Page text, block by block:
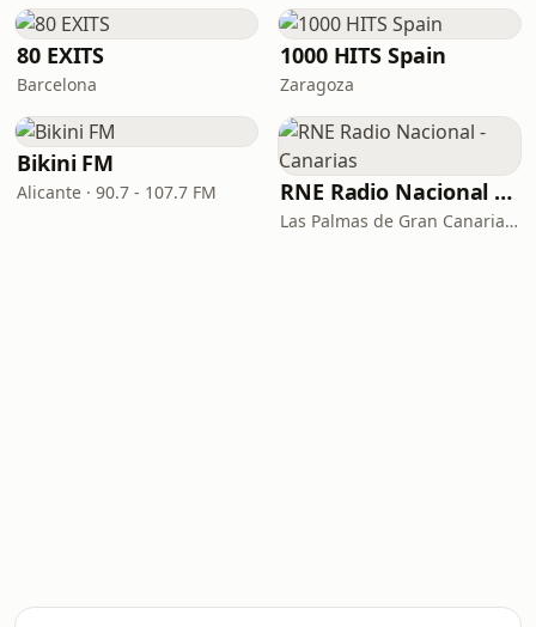
80 EXITS
Barcelona
1000 HITS Spain
Zaragoza
Bikini FM
Alicante · 90.7 - 107.7 FM RNE Radio Nacional - Canarias
Las Palmas de Gran Canaria · 92.8 FM